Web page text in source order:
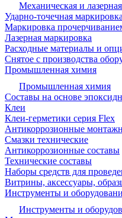
Механическая и
Ударно-точечная маркировка
Маркировка
Лазерная маркировка
Расходные материалы и
Снятое с производства
Промышленная химия
Промышленная химия
Составы на основе
Клеи
Клеи-герметики серия Flex
Антикоррозионные
Смазки технические
Антикоррозионные составы
Технические составы
Наборы средств для
Витрины, аксессуары,
Инструменты и
Инструменты и